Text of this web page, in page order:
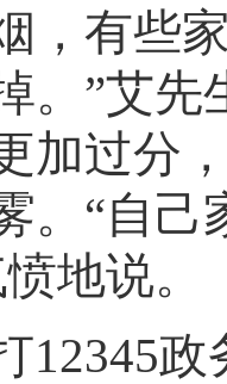
，有些
。”艾
加过分
。“自己
地说。
12345